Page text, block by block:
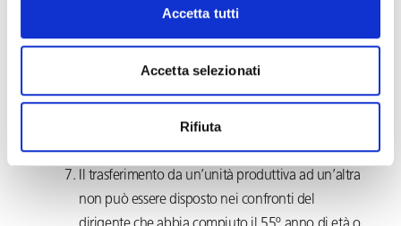
Accetta tutti
Accetta selezionati
Rifiuta
invalidità permanente, dal 1° gennaio 2020,
300.000 (con coniuge o figli a carico). Il dirigente
concorre al costo del relativo premio con
l’importo di € 200,00 annui (prima € 150,00) (art.
12).
Il trasferimento da un’unità produttiva ad un’altra
non può essere disposto nei confronti del